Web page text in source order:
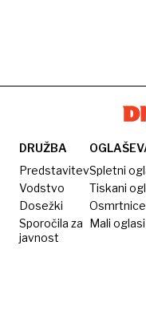
DRUŽBA
Predstavitev
Vodstvo
Dosežki
Sporočila za
javnost
Spletni
Tiskani
Osmrtnice
Mali oglasi